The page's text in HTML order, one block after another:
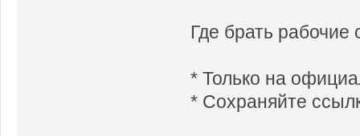
Где брать рабочие
* Только на
* Сохраняйте